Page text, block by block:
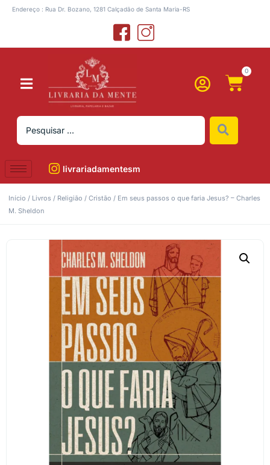
Endereço : Rua Dr. Bozano, 1281 Calçadão de Santa Maria-RS
0
livrariadamentesm
Início / Livros / Religião / Cristão / Em seus passos o que faria Jesus? – Charles
M. Sheldon